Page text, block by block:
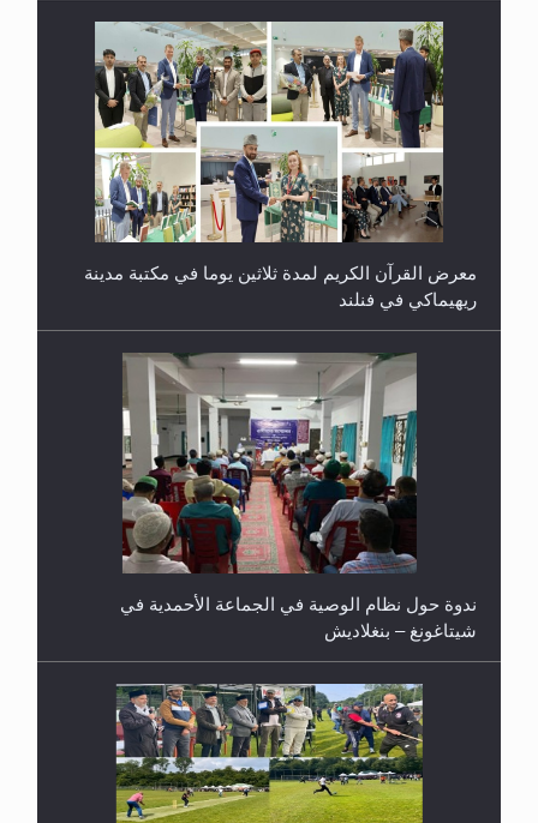
معرض القرآن الكريم لمدة ثلاثين يوما في مكتبة مدينة
ريهيماكي في فنلند
ندوة حول نظام الوصية في الجماعة الأحمدية في
شيتاغونغ – بنغلاديش